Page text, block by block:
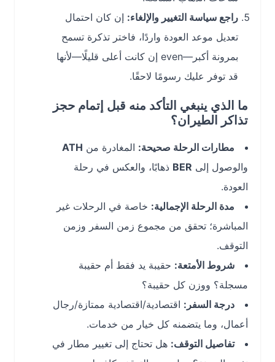
راجع سياسة التغيير والإلغاء:إن كان احتمال
تعديل موعد العودة واردًا، فاختر تذكرة تسمح
بمرونة أكبر—even إن كانت أعلى قليلًا—لأنها
قد توفر عليك رسومًا لاحقًا.
ما الذي ينبغي التأكد منه قبل إتمام حجز
تذاكر الطيران؟
مطارات الرحلة صحيحة:المغادرة من ATH
والوصول إلى BER ذهابًا، والعكس في رحلة
العودة.
مدة الرحلة الإجمالية:خاصة في الرحلات غير
المباشرة؛ تحقق من مجموع زمن السفر وزمن
التوقف.
شروط الأمتعة:حقيبة يد فقط أم حقيبة
مسجلة؟ ووزن كل حقيبة؟
درجة السفر:اقتصادية/اقتصادية ممتازة/رجال
أعمال، وما يتضمنه كل خيار من خدمات.
تفاصيل التوقف:هل تحتاج إلى تغيير مطار في